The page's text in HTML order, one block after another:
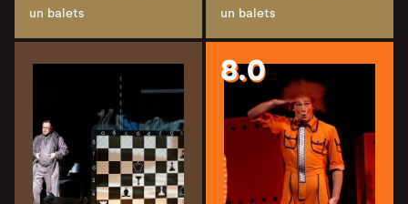
un balets
un balets
8.0